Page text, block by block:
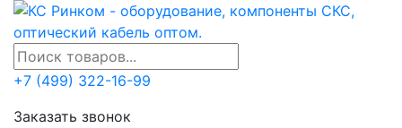
+7 (499) 322-16-99
Заказать звонок